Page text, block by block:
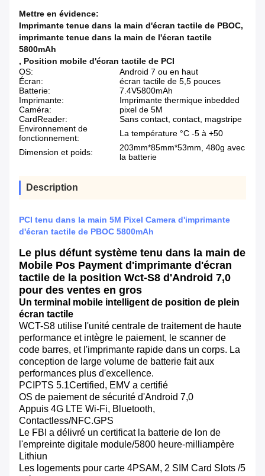
Mettre en évidence:
Imprimante tenue dans la main d'écran tactile de PBOC,
imprimante tenue dans la main de l'écran tactile
5800mAh
, Position mobile d'écran tactile de PCI
OS:
Android 7 ou en haut
Écran:
écran tactile de 5,5 pouces
Batterie:
7.4V5800mAh
Imprimante:
Imprimante thermique inbedded
Caméra:
pixel de 5M
CardReader:
Sans contact, contact, magstripe
Environnement de
fonctionnement:
La température °C -5 à +50
Dimension et poids:
203mm*85mm*53mm, 480g avec
la batterie
Description
PCI tenu dans la main 5M Pixel Camera d'imprimante
d'écran tactile de PBOC 5800mAh
Le plus défunt système tenu dans la main de
Mobile Pos Payment d'imprimante d'écran
tactile de la position Wct-S8 d'Android 7,0
pour des ventes en gros
Un terminal mobile intelligent de position de plein
écran tactile
WCT-S8 utilise l'unité centrale de traitement de haute
performance et intègre le paiement, le scanner de
code barres, et l'imprimante rapide dans un corps. La
conception de large volume de batterie fait aux
performances plus d'excellence.
PCIPTS 5.1Certified, EMV a certifié
OS de paiement de sécurité d'Android 7,0
Appuis 4G LTE Wi-Fi, Bluetooth,
Contactless/NFC.GPS
Le FBI a délivré un certificat la batterie de lon de
l'empreinte digitale module/5800 heure-milliampère
Lithiun
Les logements pour carte 4PSAM, 2 SIM Card Slots /5